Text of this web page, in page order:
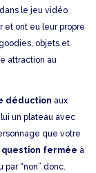
le jeu vidéo
et ont eu leur propre
objets et
attraction au
déduction aux
un plateau avec
que votre
question fermée à
“non” donc.